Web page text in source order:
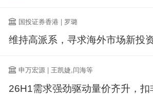
国投证券香港 | 罗璐
维持高派系，寻求海外市场新投
申万宏源 | 王凯婕,闫海等
26H1需求强劲驱动量价齐升，扣